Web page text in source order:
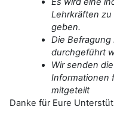
Lehrkräften
geben.
Die Befragung
durchgeführt
Wir senden
Informationen
mitgeteilt
Danke für Eure